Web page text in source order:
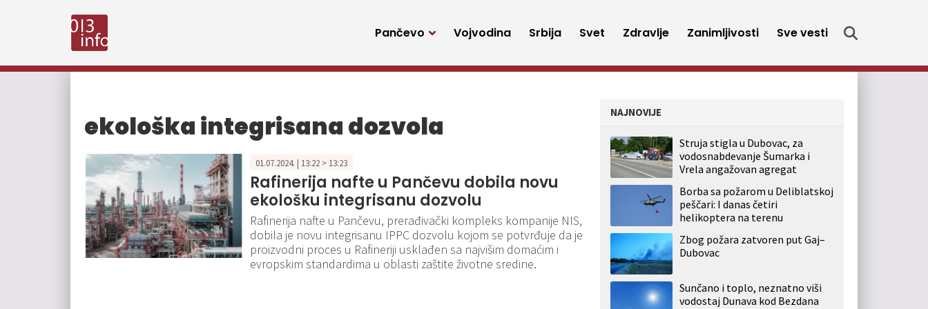
Pančevo Vojvodina Srbija Svet Zdravlje Zanimljivosti Sve vesti
ekološka integrisana dozvola
01.07.2024. | 13:22 > 13:23
Rafinerija nafte u Pančevu dobila novu
ekološku integrisanu dozvolu
Rafinerija nafte u Pančevu, prerađivački kompleks kompanije NIS,
dobila je novu integrisanu IPPC dozvolu kojom se potvrđuje da je
proizvodni proces u Rafineriji usklađen sa najvišim domaćim i
evropskim standardima u oblasti zaštite životne sredine.
NAJNOVIJE
Struja stigla u Dubovac, za
vodosnabdevanje Šumarka i
Vrela angažovan agregat
Borba sa požarom u Deliblatskoj
peščari: I danas četiri
helikoptera na terenu
Zbog požara zatvoren put Gaj–
Dubovac
Sunčano i toplo, neznatno viši
vodostaj Dunava kod Bezdana